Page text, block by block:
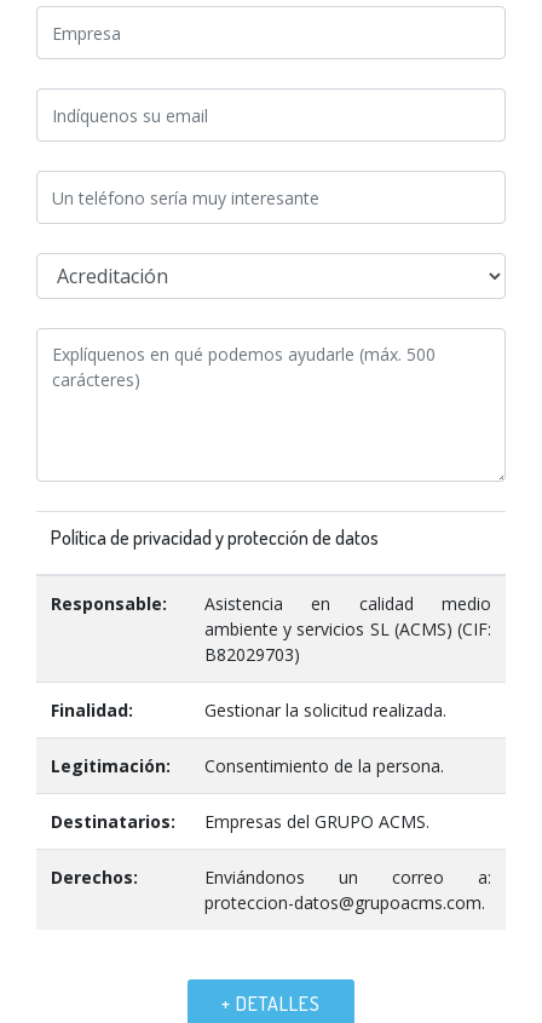
Política de privacidad y protección de datos
Responsable:
Asistencia en calidad medio
ambiente y servicios SL (ACMS) (CIF:
B82029703)
Finalidad: Gestionar la solicitud realizada.
Legitimación: Consentimiento de la persona.
Destinatarios: Empresas del GRUPO ACMS.
Derechos:
Enviándonos un correo a:
proteccion-datos@grupoacms.com.
+ DETALLES